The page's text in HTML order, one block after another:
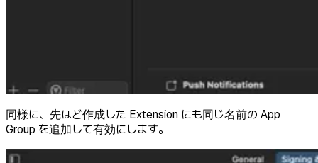
同様に、先ほど作成した Extension にも同じ名前の App
Group を追加して有効にします。